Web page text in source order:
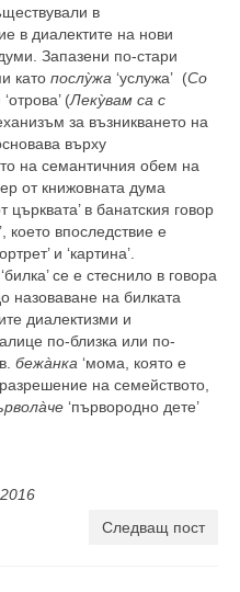
в
в диалектите на нови
Запазени по-стари
като послỳжа ‘услужа’ (Со
‘отрова’ (Лекỳвам са с
за възникването на
върху
на семантичния обем на
от книжовната дума
църквата’ в банатския говор
което впоследствие е
и ‘картина’.
‘билка’ се е стеснило в говора
назоваване на билката
диалектизми и
по-близка или по-
бежàнка ‘мома, която е
на семейството,
‘първородно дете’
Следващ пост